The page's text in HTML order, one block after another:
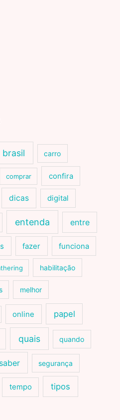
brasil carro
comprar confira
dicas digital
entenda entre
fazer funciona
habilitação
melhor
online papel
quais quando
saber segurança
tempo tipos